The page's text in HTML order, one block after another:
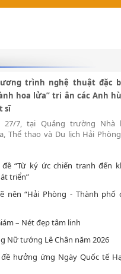
trình nghệ thuật đặc
hoa lửa” tri ân các Anh
sĩ
27/7, tại Quảng trường Nhà
Thể thao và Du lịch Hải
“Từ ký ức chiến tranh đến
triển”
nên “Hải Phòng - Thành phố
– Nét đẹp tâm linh
Nữ tướng Lê Chân năm 2026
hưởng ứng Ngày Quốc tế